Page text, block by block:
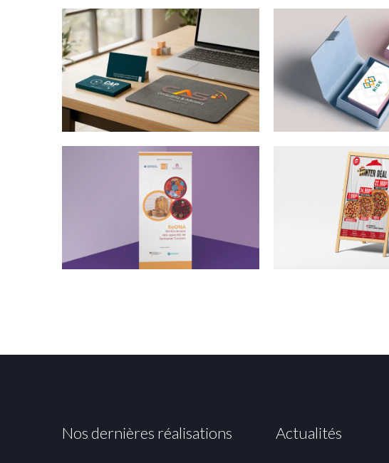
Nos dernières réalisations Actualités